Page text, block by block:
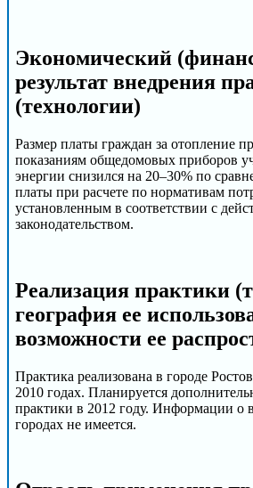
Экономический
результат внедрения
(технологии)
Размер платы граждан за отопление
показаниям общедомовых приборов
энергии снизился на 20–30% по
платы при расчете по нормативам
установленным в соответствии с
законодательством.
Реализация практики
география ее
возможности ее
Практика реализована в городе
2010 годах. Планируется
практики в 2012 году. Информации о
городах не имеется.